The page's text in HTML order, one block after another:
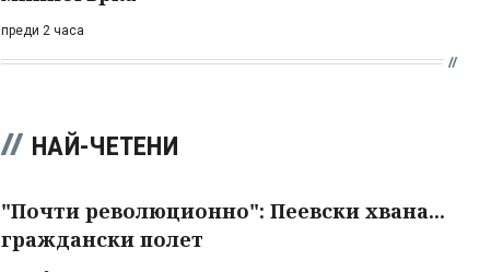
преди 2 часа
НАЙ-ЧЕТЕНИ
"Почти революционно": Пеевски хвана...
граждански полет